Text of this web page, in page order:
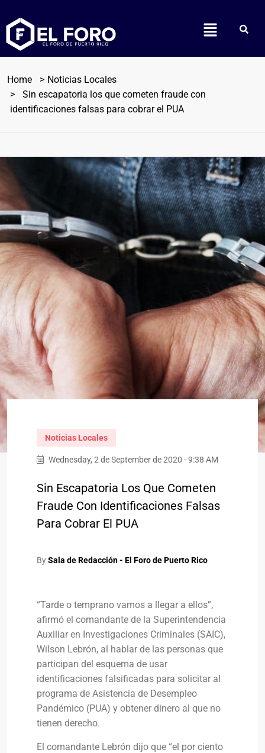
Home
Noticias Locales
Sin escapatoria los que cometen fraude con
identificaciones falsas para cobrar el PUA
Noticias Locales
Wednesday, 2 de September de 2020 - 9:38 AM
Sin Escapatoria Los Que Cometen
Fraude Con Identificaciones Falsas
Para Cobrar El PUA
BySala de Redacción - El Foro de Puerto Rico
“Tarde o temprano vamos a llegar a ellos”,
afirmó el comandante de la Superintendencia
Auxiliar en Investigaciones Criminales (SAIC),
Wilson Lebrón, al hablar de las personas que
participan del esquema de usar
identificaciones falsificadas para solicitar al
programa de Asistencia de Desempleo
Pandémico (PUA) y obtener dinero al que no
tienen derecho.
El comandante Lebrón dijo que “el por ciento